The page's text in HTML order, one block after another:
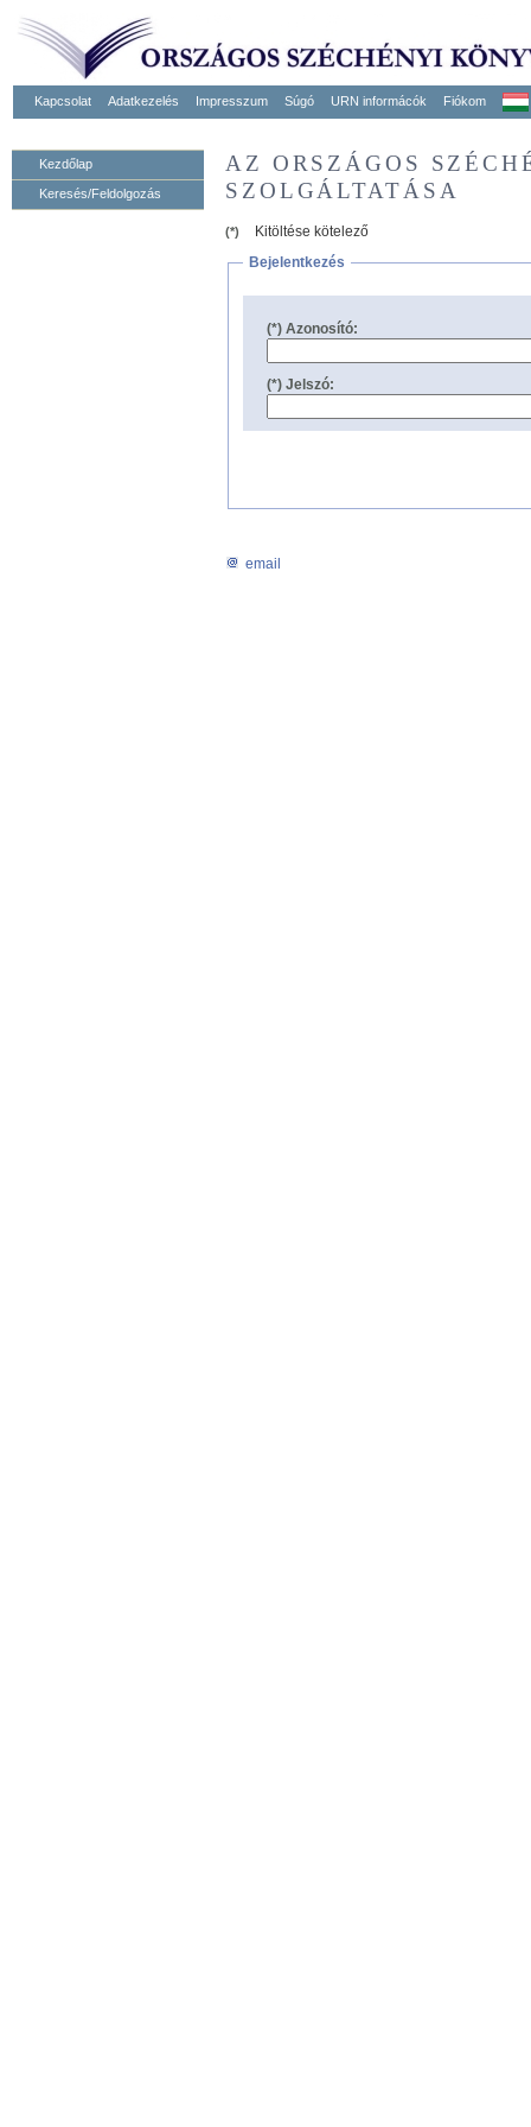
Kapcsolat Adatkezelés Impresszum Súgó URN informácók Fiókom
Kezdőlap
Keresés/Feldolgozás
AZ ORSZÁGOS
SZOLGÁLTATÁSA
(*)
Kitöltése kötelező
Bejelentkezés
(*) Azonosító:
(*) Jelszó:
email